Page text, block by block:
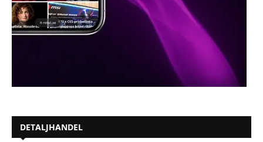
DETALJHANDEL